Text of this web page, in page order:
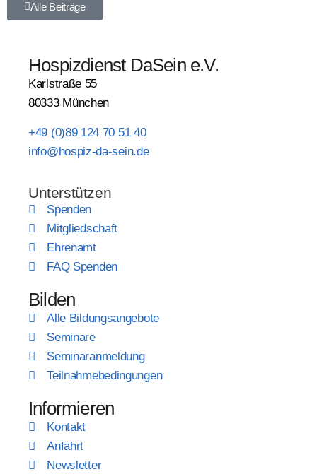
Alle Beiträge
Hospizdienst DaSein e.V.
Karlstraße 55
80333 München
+49 (0)89 124 70 51 40
info@hospiz-da-sein.de
Unterstützen
Spenden
Mitgliedschaft
Ehrenamt
FAQ Spenden
Bilden
Alle Bildungsangebote
Seminare
Seminaranmeldung
Teilnahmebedingungen
Informieren
Kontakt
Anfahrt
Newsletter